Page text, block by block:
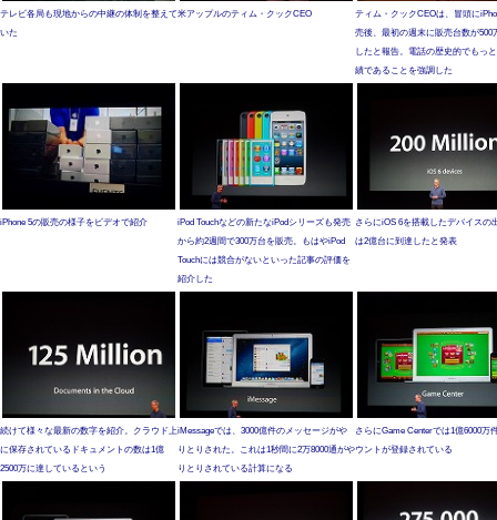
テレビ各局も現地からの中継の体制を整えて
いた
米アップルのティム・クックCEO
ティム・クックCEOは、冒頭に
売後、最初の週末に販売台数が500
したと報告。電話の歴史的でもっ
績であることを強調した
iPhone 5の販売の様子をビデオで紹介
iPod Touchなどの新たなiPodシリーズも発売
から約2週間で300万台を販売。もはやiPod
Touchには競合がないといった記事の評価を
紹介した
さらにiOS 6を搭載したデバイスの
は2億台に到達したと発表
続けて様々な最新の数字を紹介。クラウド上
に保存されているドキュメントの数は1億
2500万に達しているという
iMessageでは、3000億件のメッセージがや
りとりされた。これは1秒間に2万8000通がや
りとりされている計算になる
さらにGame Centerでは1億6000万
ウントが登録されている